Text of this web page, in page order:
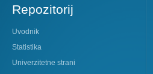
Repozitorij
Uvodnik
Statistika
Univerzitetne strani